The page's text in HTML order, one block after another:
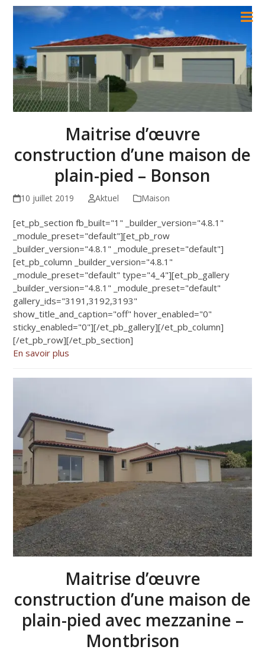
Skip
Maitrise d’œuvre
construction d’une maison de
plain-pied – Bonson
10 juillet 2019 Aktuel Maison
[et_pb_section fb_built="1" _builder_version="4.8.1"
_module_preset="default"][et_pb_row
_builder_version="4.8.1" _module_preset="default"]
[et_pb_column _builder_version="4.8.1"
_module_preset="default" type="4_4"][et_pb_gallery
_builder_version="4.8.1" _module_preset="default"
gallery_ids="3191,3192,3193"
show_title_and_caption="off" hover_enabled="0"
sticky_enabled="0"][/et_pb_gallery][/et_pb_column]
[/et_pb_row][/et_pb_section]
En savoir plus
Maitrise d’œuvre
construction d’une maison de
plain-pied avec mezzanine –
Montbrison